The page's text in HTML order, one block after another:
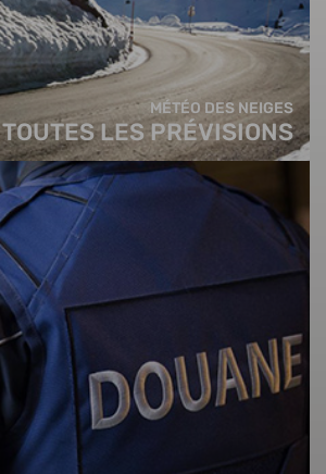
MÉTÉO DES NEIGES
TOUTES LES PRÉVISIONS